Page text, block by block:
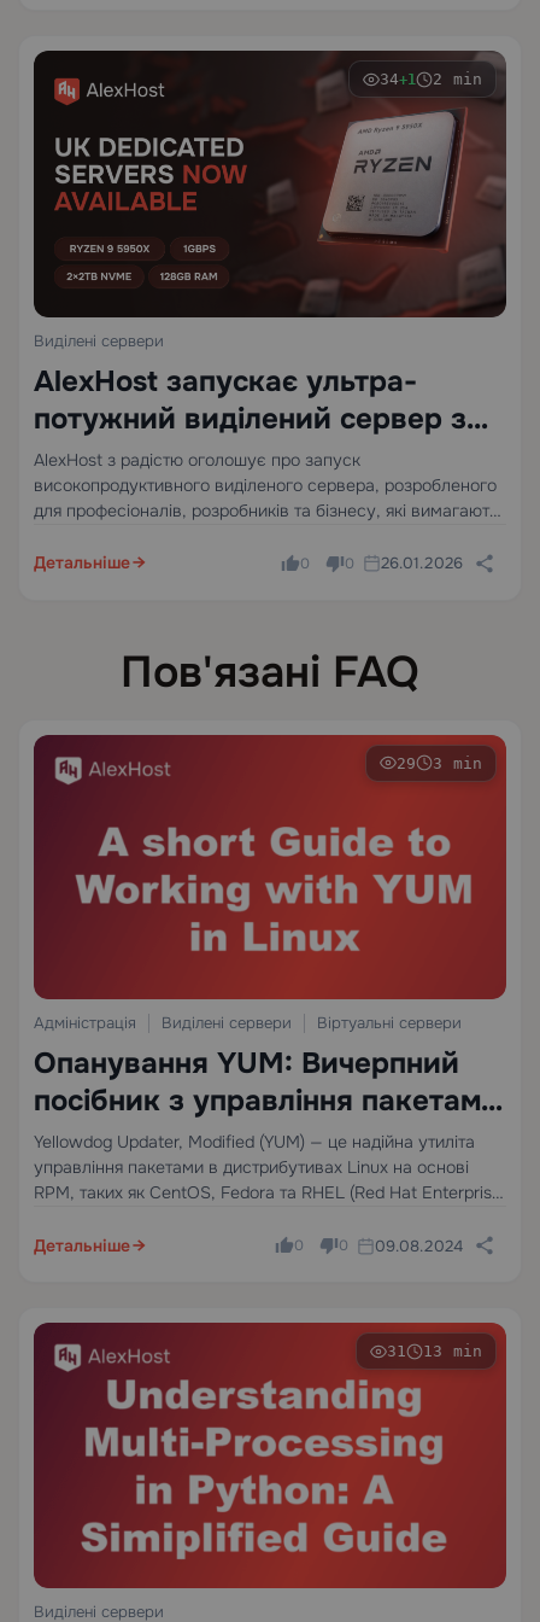
34+1 2 min
Виділені сервери
AlexHost запускає ультра-
потужний виділений сервер з
Ryzen 9 5950X
AlexHost з радістю оголошує про запуск
високопродуктивного виділеного сервера, розробленого
для професіоналів, розробників та бізнесу, які вимагають
конфігурація поєднує в собі передове обладнання з
Детальніше 0 0 26.01.2026
Пов'язані FAQ
29 3 min
Адміністрація Виділені сервери Віртуальні сервери
Опанування YUM: Вичерпний
посібник з управління пакетами
Linux
Yellowdog Updater, Modified (YUM) — це надійна утиліта
управління пакетами в дистрибутивах Linux на основі
RPM, таких як CentOS, Fedora та RHEL (Red Hat Enterprise
видалення програмних пакетів. Цей посібник розглядає
Детальніше 0 0 09.08.2024
31 13 min
Виділені сервери